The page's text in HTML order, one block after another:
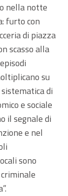
nella notte
furto con
di piazza
scasso alla
su
di
e sociale
il segnale di
e nel
sono